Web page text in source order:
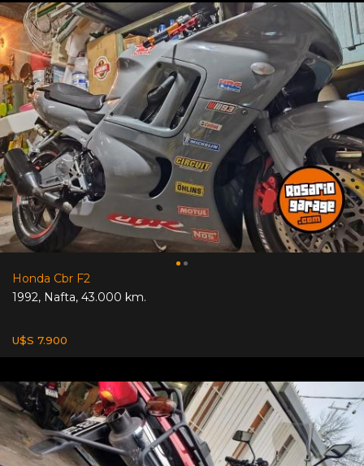
Honda Cbr F2
1992, Nafta, 43.000 km.
U$S 7.900